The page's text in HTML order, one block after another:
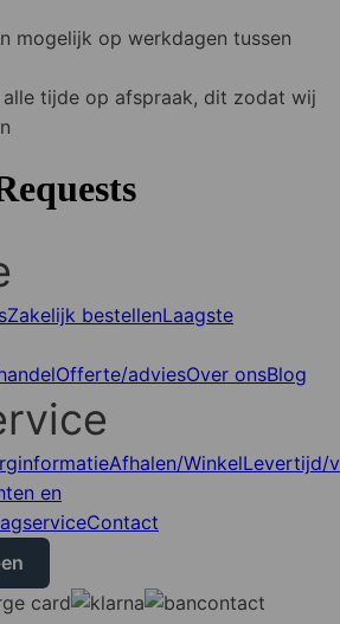
mogelijk op werkdagen tussen
tijde op afspraak, dit zodat wij
Zakelijk bestellenLaagste
Offerte/adviesOver onsBlog
Afhalen/WinkelLevertijd/
en
Contact